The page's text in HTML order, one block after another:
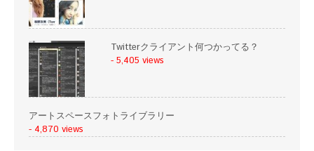
Twitterクライアント何つかってる？
- 5,405 views
アートスペースフォトライブラリー
- 4,870 views